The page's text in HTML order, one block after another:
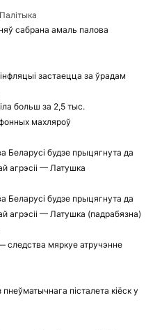
сабрана амаль палова
застаецца за ўрадам
больш за 2,5 тыс.
махляроў
Беларусі будзе прыцягнута да
агрэсіі — Латушка
Беларусі будзе прыцягнута да
агрэсіі — Латушка (падрабязна)
следства мяркуе атручэнне
пісталета кіёск у